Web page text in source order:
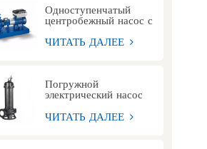
Одноступенчатый
центробежный насос с
торцевым
всасыванием и
удлиненной муфтой
ЧИТАТЬ ДАЛЕЕ
Погружной
электрический насос
для сточных вод серии
WQ
ЧИТАТЬ ДАЛЕЕ